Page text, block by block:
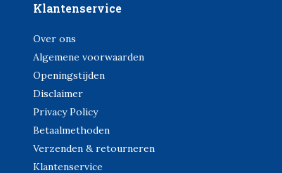
Klantenservice
Over ons
Algemene voorwaarden
Openingstijden
Disclaimer
Privacy Policy
Betaalmethoden
Verzenden & retourneren
Klantenservice